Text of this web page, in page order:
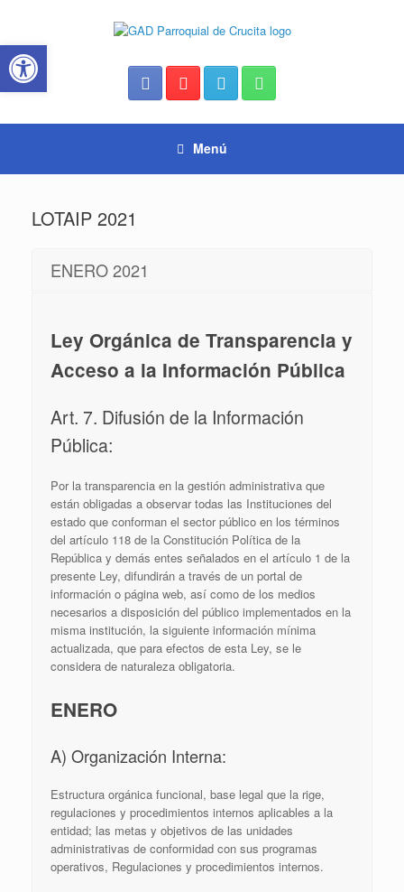
contenido
Menú
LOTAIP 2021
ENERO 2021
Ley Orgánica de Transparencia y
Acceso a la Información Pública
Art. 7. Difusión de la Información
Pública:
Por la transparencia en la gestión administrativa que
están obligadas a observar todas las Instituciones del
estado que conforman el sector público en los términos
del artículo 118 de la Constitución Política de la
República y demás entes señalados en el artículo 1 de la
presente Ley, difundirán a través de un portal de
información o página web, así como de los medios
necesarios a disposición del público implementados en la
misma institución, la siguiente información mínima
actualizada, que para efectos de esta Ley, se le
considera de naturaleza obligatoria.
ENERO
A) Organización Interna:
Estructura orgánica funcional, base legal que la rige,
regulaciones y procedimientos internos aplicables a la
entidad; las metas y objetivos de las unidades
administrativas de conformidad con sus programas
operativos, Regulaciones y procedimientos internos.
Abrir barra de herramientas